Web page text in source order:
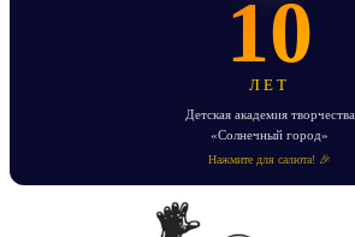
10
ЛЕТ
Детская академия творчества
«Солнечный город»
Нажмите для салюта! 🎉